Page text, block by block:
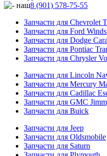
8 (901) 578-75-55
Запчасти для Chevrolet
Запчасти для Ford
Запчасти для Dodge
Запчасти для Pontiac
Запчасти для Chrysler
Запчасти для Lincoln
Запчасти для Mercury
Запчасти для Cadillac
Запчасти для GMC
Запчасти для Buick
Запчасти для Jeep
Запчасти для Oldsmobile
Запчасти для Saturn